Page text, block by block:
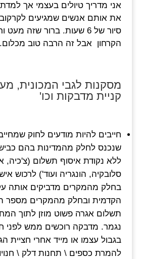
אני מדריך טיולים בעצמי אך
את אותם אנשים שמגיעים
סיור של 6 שעות. ברור שזה
הקרחון אבל זה הרבה טוב מכלום.
מסקנות לגבי המכונית,
קניית מדבקות וכו'
חייבים להיות מודעים לחוק
שנכנס לחלק מהמדינות בהם
ללא נקודת איסוף תשלום (צ'כיה,
סלובקיה, הונגריה ועוד') לרכוש
בחלק מהמקרים מדביקים אותה
הקדמית ובחלק מהמקרים מספר
תשלום אגרה פשוט מוזן לתוך
נגמר. מדבקה רוכשים ממש לפני
בגבול עצמו או מייד אחרי חציית
להמרת כספים \ תחנות דלק \